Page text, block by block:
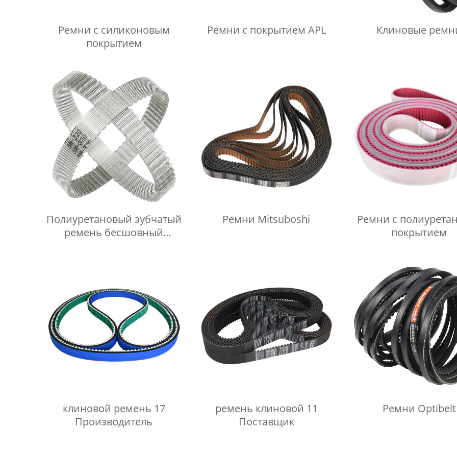
Ремни с силиконовым
покрытием
Ремни с покрытием APL Клиновые
Полиуретановый зубчатый
ремень бесшовный
Ремни Mitsuboshi
Ремни с полиуретановая
покрытием
клиновой ремень 17
Производитель
ремень клиновой 11
Поставщик
Ремни Optibelt